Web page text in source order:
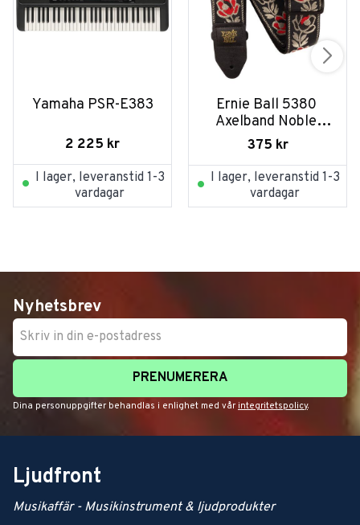
Yamaha PSR-E383
2 225 kr
I lager, leveranstid 1-3
vardagar
Ernie Ball 5380
Axelband Noble
Rose
375 kr
I lager, leveranstid 1-3
vardagar
Nyhetsbrev
PRENUMERERA
Dina personuppgifter behandlas i enlighet med vår integritetspolicy.
Ljudfront
Musikaffär - Musikinstrument & ljudprodukter